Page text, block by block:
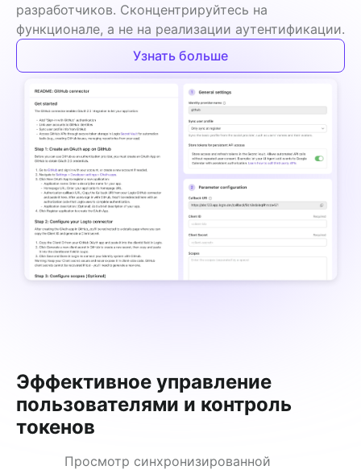
разработчиков. Сконцентрируйтесь на
функционале, а не на реализации аутентификации.
Узнать больше
Эффективное управление
пользователями и контроль
токенов
Просмотр синхронизированной